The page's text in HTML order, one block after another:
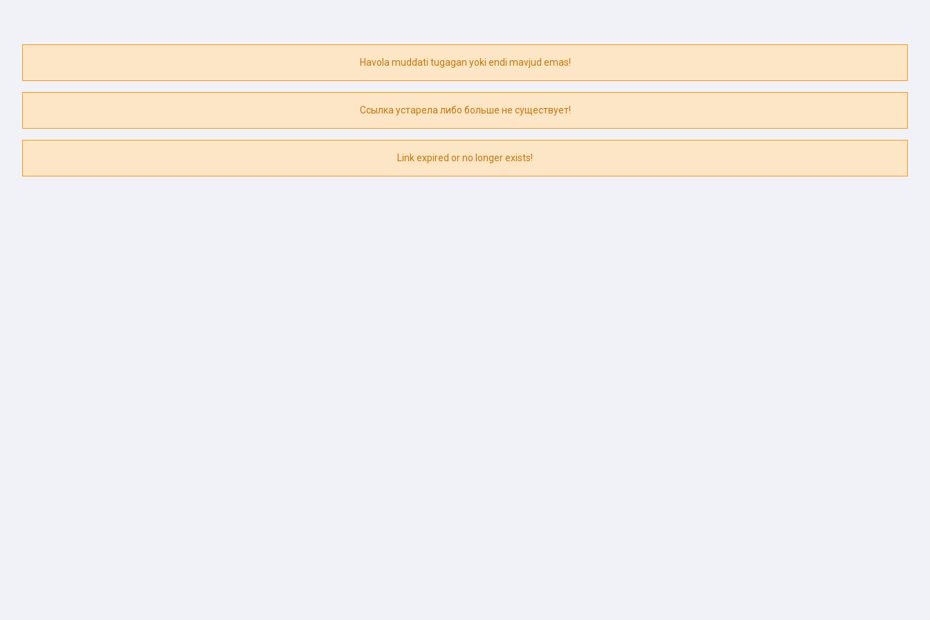
Havola muddati tugagan yoki endi mavjud emas!
Ссылка устарела либо больше не существует!
Link expired or no longer exists!